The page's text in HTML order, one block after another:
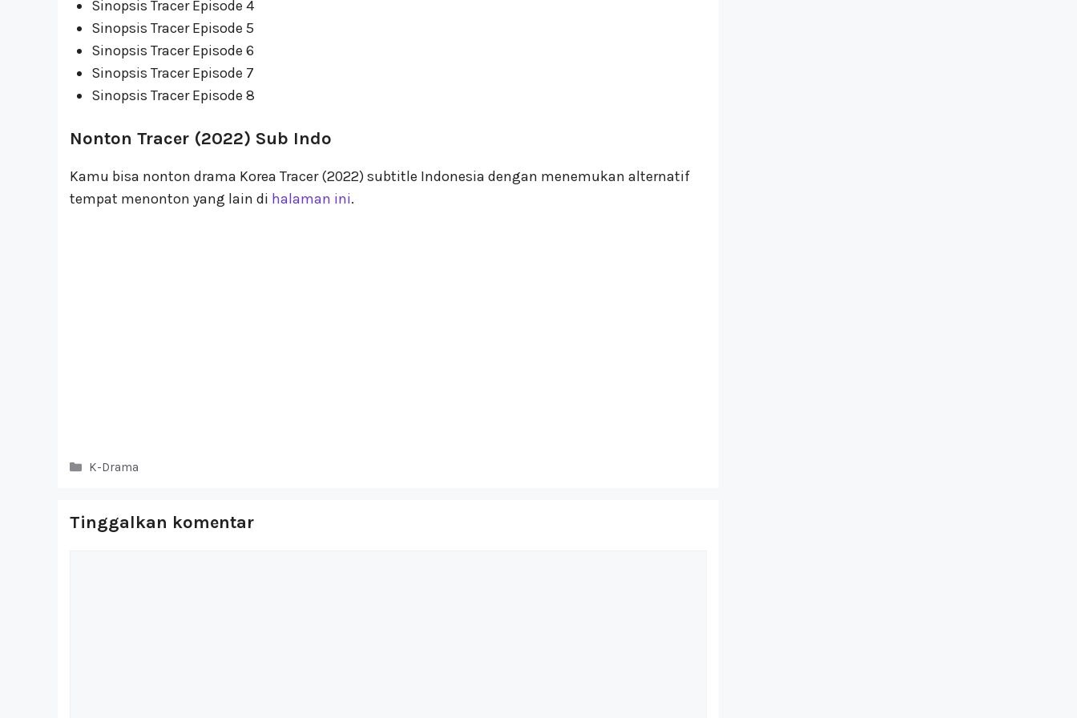
Sinopsis Tracer Episode 4
Sinopsis Tracer Episode 5
Sinopsis Tracer Episode 6
Sinopsis Tracer Episode 7
Sinopsis Tracer Episode 8
Nonton Tracer (2022) Sub Indo
Kamu bisa nonton drama Korea Tracer (2022) subtitle Indonesia dengan menemukan alternatif
tempat menonton yang lain di halaman ini.
Kategori
K-Drama
Tinggalkan komentar